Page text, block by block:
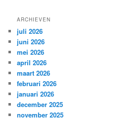
ARCHIEVEN
juli 2026
juni 2026
mei 2026
april 2026
maart 2026
februari 2026
januari 2026
december 2025
november 2025